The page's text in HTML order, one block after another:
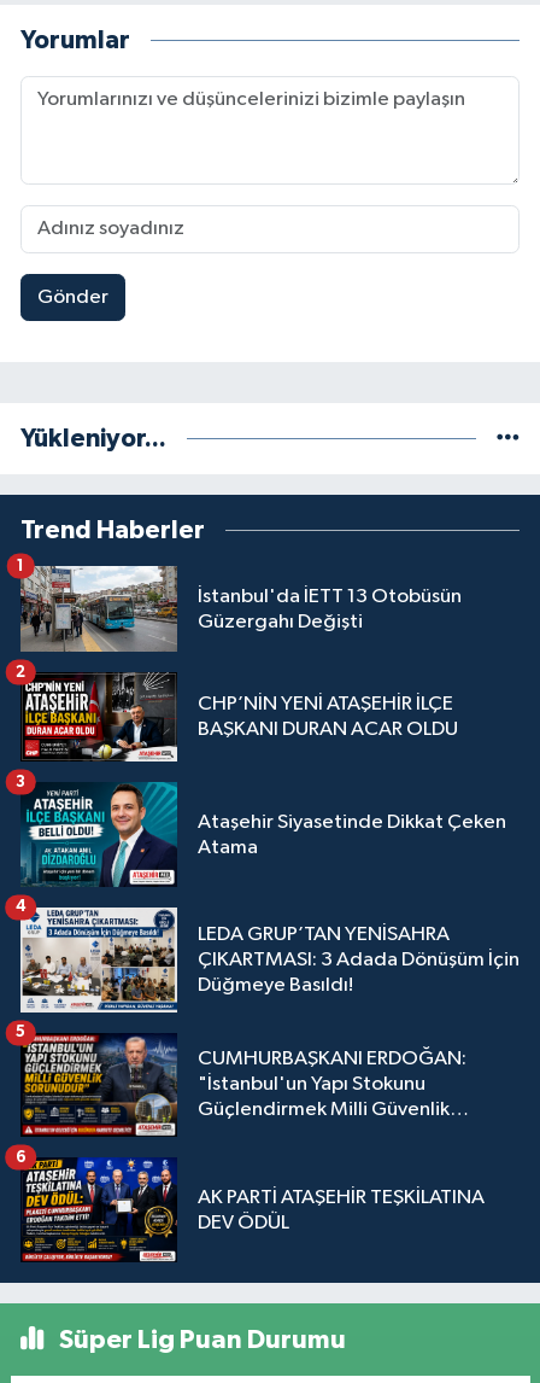
Yorumlar
Gönder
Yükleniyor...
Trend Haberler
İstanbul'da İETT 13 Otobüsün
Güzergahı Değişti
1
CHP’NİN YENİ ATAŞEHİR İLÇE
BAŞKANI DURAN ACAR OLDU
2
Ataşehir Siyasetinde Dikkat Çeken
Atama
3
LEDA GRUP’TAN YENİSAHRA
ÇIKARTMASI: 3 Adada Dönüşüm İçin
Düğmeye Basıldı!
4
CUMHURBAŞKANI ERDOĞAN:
"İstanbul'un Yapı Stokunu
Güçlendirmek Milli Güvenlik
5
AK PARTİ ATAŞEHİR TEŞKİLATINA
DEV ÖDÜL
6
Süper Lig Puan Durumu